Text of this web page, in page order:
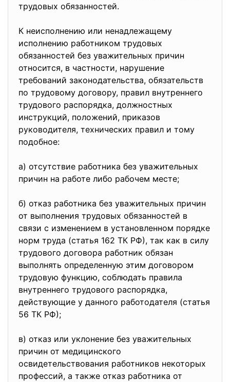
трудовых обязанностей.
К неисполнению или ненадлежащему
исполнению работником трудовых
обязанностей без уважительных причин
относится, в частности, нарушение
требований законодательства, обязательств
по трудовому договору, правил внутреннего
трудового распорядка, должностных
инструкций, положений, приказов
руководителя, технических правил и тому
подобное:
а) отсутствие работника без уважительных
причин на работе либо рабочем месте;
б) отказ работника без уважительных причин
от выполнения трудовых обязанностей в
связи с изменением в установленном порядке
норм труда (статья 162 ТК РФ), так как в силу
трудового договора работник обязан
выполнять определенную этим договором
трудовую функцию, соблюдать правила
внутреннего трудового распорядка,
действующие у данного работодателя (статья
56 ТК РФ);
в) отказ или уклонение без уважительных
причин от медицинского
освидетельствования работников некоторых
профессий, а также отказ работника от